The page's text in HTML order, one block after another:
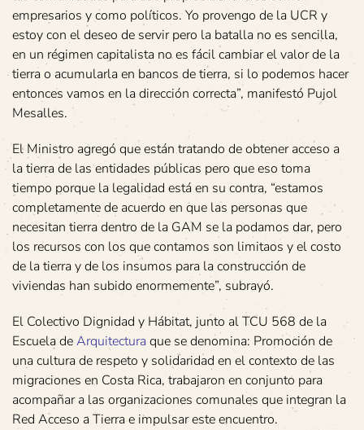
empresarios y como políticos. Yo provengo de la UCR y
estoy con el deseo de servir pero la batalla no es sencilla,
en un régimen capitalista no es fácil cambiar el valor de la
tierra o acumularla en bancos de tierra, si lo podemos hacer
entonces vamos en la dirección correcta”, manifestó Pujol
Mesalles.
El Ministro agregó que están tratando de obtener acceso a
la tierra de las entidades públicas pero que eso toma
tiempo porque la legalidad está en su contra, “estamos
completamente de acuerdo en que las personas que
necesitan tierra dentro de la GAM se la podamos dar, pero
los recursos con los que contamos son limitaos y el costo
de la tierra y de los insumos para la construcción de
viviendas han subido enormemente”, subrayó.
El Colectivo Dignidad y Hábitat, junto al TCU 568 de la
Escuela deArquitectura que se denomina: Promoción de
una cultura de respeto y solidaridad en el contexto de las
migraciones en Costa Rica, trabajaron en conjunto para
acompañar a las organizaciones comunales que integran la
Red Acceso a Tierra e impulsar este encuentro.